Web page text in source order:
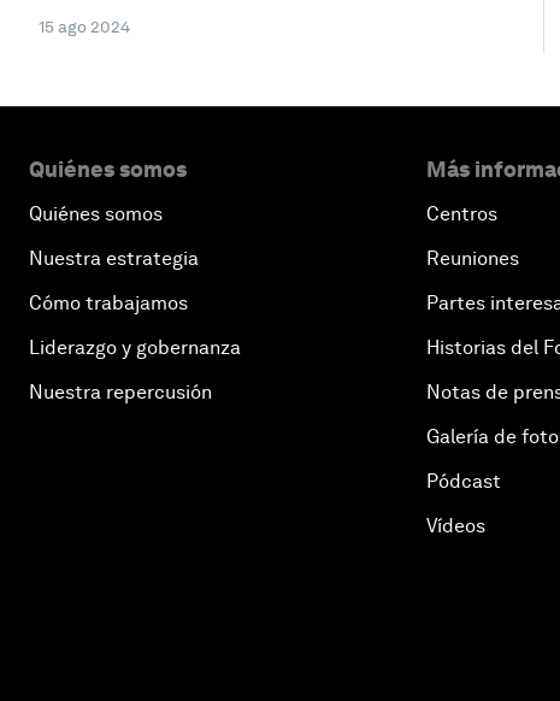
15 ago 2024
Quiénes somos
Quiénes somos
Nuestra estrategia
Cómo trabajamos
Liderazgo y gobernanza
Nuestra repercusión
Más
Centros
Reuniones
Partes
Historias del
Notas de
Galería de
Pódcast
Vídeos